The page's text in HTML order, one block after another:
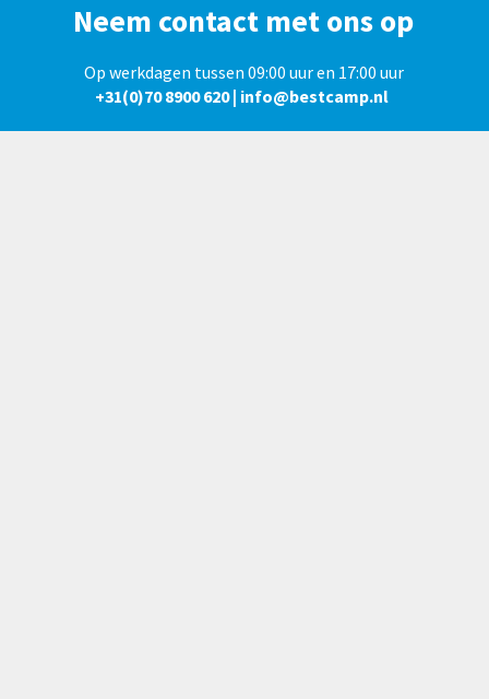
Neem contact met ons op
Op werkdagen tussen 09:00 uur en 17:00 uur
+31(0)70 8900 620| info@bestcamp.nl